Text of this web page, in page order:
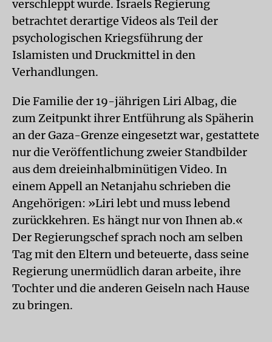
verschleppt wurde. Israels Regierung
betrachtet derartige Videos als Teil der
psychologischen Kriegsführung der
Islamisten und Druckmittel in den
Verhandlungen.
Die Familie der 19-jährigen Liri Albag, die
zum Zeitpunkt ihrer Entführung als Späherin
an der Gaza-Grenze eingesetzt war, gestattete
nur die Veröffentlichung zweier Standbilder
aus dem dreieinhalbminütigen Video. In
einem Appell an Netanjahu schrieben die
Angehörigen: »Liri lebt und muss lebend
zurückkehren. Es hängt nur von Ihnen ab.«
Der Regierungschef sprach noch am selben
Tag mit den Eltern und beteuerte, dass seine
Regierung unermüdlich daran arbeite, ihre
Tochter und die anderen Geiseln nach Hause
zu bringen.